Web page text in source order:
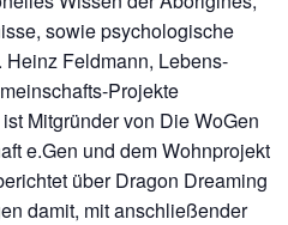
sowie psychologische
Heinz Feldmann, Lebens-
Projekte
Mitgründer von Die WoGen
e.Gen und dem Wohnprojekt
über Dragon Dreaming
damit, mitanschließender